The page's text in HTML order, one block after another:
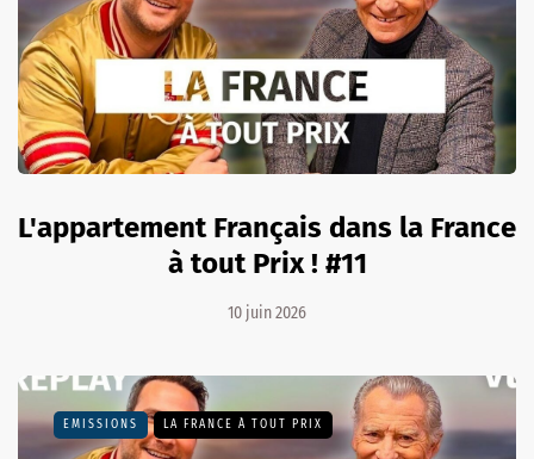
L'appartement Français dans la France
à tout Prix ! #11
10 juin 2026
EMISSIONS LA FRANCE À TOUT PRIX